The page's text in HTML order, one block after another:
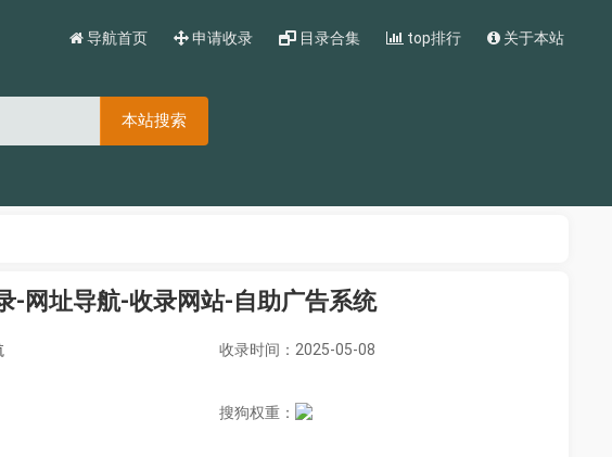
导航首页 申请收录 目录合集 top排行 关于本站
本站搜索
-网址导航-收录网站-自助广告系统
收录时间：2025-05-08
搜狗权重：